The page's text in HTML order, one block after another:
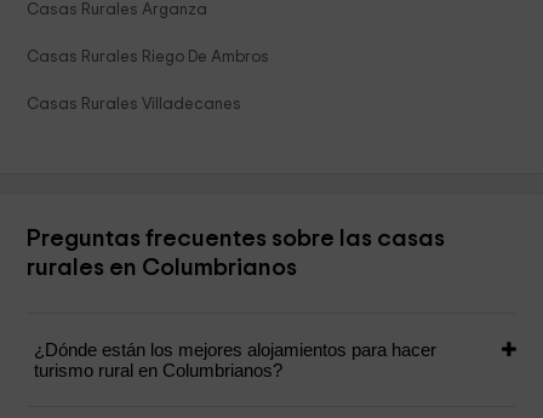
Casas Rurales Arganza
Casas Rurales Riego De Ambros
Casas Rurales Villadecanes
Preguntas frecuentes sobre las casas
rurales en Columbrianos
¿Dónde están los mejores alojamientos para hacer
turismo rural en Columbrianos?